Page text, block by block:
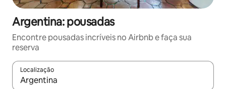
Argentina: pousadas
Encontre pousadas incríveis no Airbnb e faça sua
reserva
Localização
Quando os resultados estiverem disponíveis, explore-os